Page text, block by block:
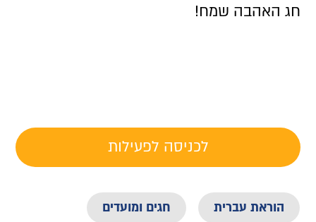
חג האהבה שמח!
לכניסה לפעילות
הוראת עברית חגים ומועדים